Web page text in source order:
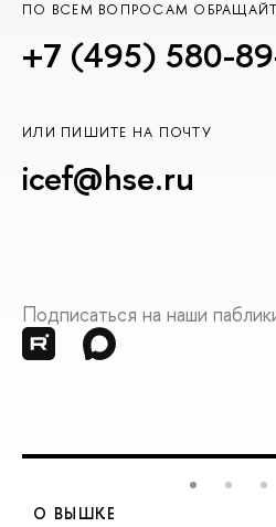
ПО ВСЕМ ВОПРОСАМ
+7 (495) 580-
ИЛИ ПИШИТЕ НА ПОЧТУ
icef@hse.ru
Подписаться на наши
О ВЫШКЕ